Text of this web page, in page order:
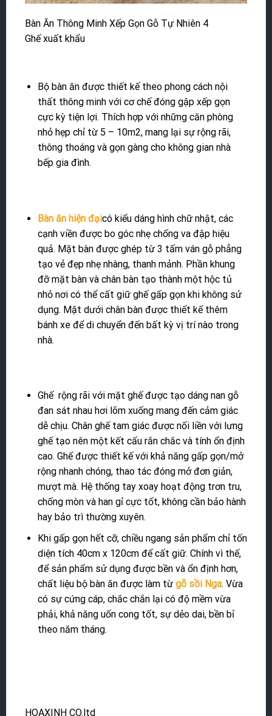
Bàn Ăn Thông Minh Xếp Gọn Gỗ Tự Nhiên 4
Ghế xuất khẩu
Bộ bàn ăn được thiết kế theo phong cách nội
thất thông minh với cơ chế đóng gập xếp gọn
cực kỳ tiện lợi. Thích hợp với những căn phòng
nhỏ hẹp chỉ từ 5 – 10m2, mang lại sự rộng rãi,
thông thoáng và gọn gàng cho không gian nhà
bếp gia đình.
Bàn ăn hiện đạicó kiểu dáng hình chữ nhật, các
cạnh viền được bo góc nhẹ chống va đập hiệu
quả. Mặt bàn được ghép từ 3 tấm ván gỗ phẳng
tạo vẻ đẹp nhẹ nhàng, thanh mảnh. Phần khung
đỡ mặt bàn và chân bàn tạo thành một hộc tủ
nhỏ nơi có thể cất giữ ghế gấp gọn khi không sử
dụng. Mặt dưới chân bàn được thiết kế thêm
bánh xe để di chuyển đến bất kỳ vị trí nào trong
nhà.
Ghế rộng rãi với mặt ghế được tạo dáng nan gỗ
đan sát nhau hơi lõm xuống mang đến cảm giác
dễ chịu. Chân ghế tam giác được nối liền với lưng
ghế tạo nên một kết cấu rắn chắc và tính ổn định
cao. Ghế được thiết kế với khả năng gấp gọn/mở
rộng nhanh chóng, thao tác đóng mở đơn giản,
mượt mà. Hệ thống tay xoay hoạt động trơn tru,
chống mòn và han gỉ cực tốt, không cần bảo hành
hay bảo trì thường xuyên.
Khi gấp gọn hết cỡ, chiều ngang sản phẩm chỉ tốn
diện tích 40cm x 120cm để cất giữ. Chính vì thế,
để sản phẩm sử dụng được bền và ổn định hơn,
chất liệu bộ bàn ăn được làm từ gỗ sồi Nga. Vừa
có sự cứng cáp, chắc chắn lại có độ mềm vừa
phải, khả năng uốn cong tốt, sự dẻo dai, bền bỉ
theo năm tháng.
HOAXINH CO.ltd